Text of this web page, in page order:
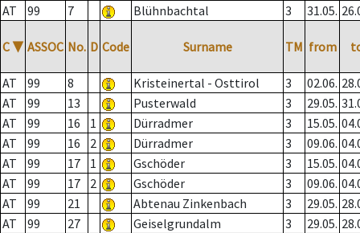
AT
99 7 Blühnbachtal 3 31.05.
C ▼ ASSOC No. D Code Surname TM from
AT 99 8 Kristeinertal - Osttirol 3 02.06.
AT
99 13 Pusterwald 3 29.05.
AT
99 16 1 Dürradmer 3 15.05.
AT
99 16 2 Dürradmer 3 09.06.
AT
99 17 1 Gschöder 3 15.05.
AT
99 17 2 Gschöder 3 09.06.
AT
99 21 Abtenau Zinkenbach 3 29.05.
AT
99 27 Geiselgrundalm 3 29.05.